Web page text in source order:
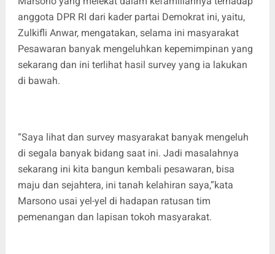
anggota DPR RI dari kader partai Demokrat ini, yaitu,
Zulkifli Anwar, mengatakan, selama ini masyarakat
Pesawaran banyak mengeluhkan kepemimpinan yang
sekarang dan ini terlihat hasil survey yang ia lakukan
di bawah.
“Saya lihat dan survey masyarakat banyak mengeluh
di segala banyak bidang saat ini. Jadi masalahnya
sekarang ini kita bangun kembali pesawaran, bisa
maju dan sejahtera, ini tanah kelahiran saya,”kata
Marsono usai yel-yel di hadapan ratusan tim
pemenangan dan lapisan tokoh masyarakat.